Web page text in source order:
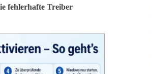
fehlerhafte Treiber